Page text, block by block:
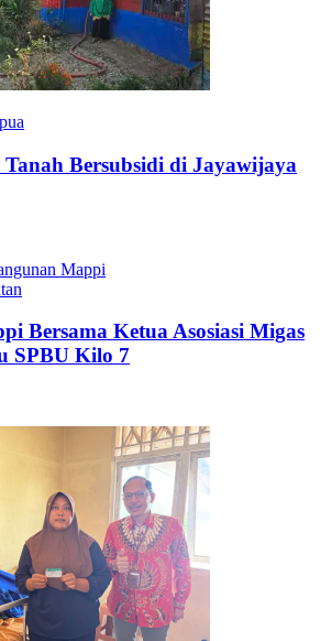
Bersubsidi di Jayawijaya
Mappi
Bersama Ketua Asosiasi Migas
SPBU Kilo 7